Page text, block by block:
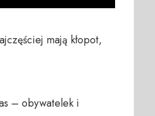
mają kłopot,
– obywatelek i